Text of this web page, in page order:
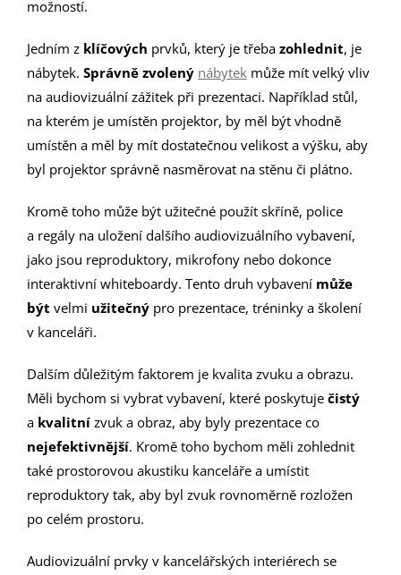
možností.
Jedním z klíčových prvků, který je třeba zohlednit, je
nábytek. Správně zvolený nábytek může mít velký vliv
na audiovizuální zážitek při prezentaci. Například stůl,
na kterém je umístěn projektor, by měl být vhodně
umístěn a měl by mít dostatečnou velikost a výšku, aby
byl projektor správně nasměrovat na stěnu či plátno.
Kromě toho může být užitečné použít skříně, police
a regály na uložení dalšího audiovizuálního vybavení,
jako jsou reproduktory, mikrofony nebo dokonce
interaktivní whiteboardy. Tento druh vybavení může
být velmi užitečný pro prezentace, tréninky a školení
v kanceláři.
Dalším důležitým faktorem je kvalita zvuku a obrazu.
Měli bychom si vybrat vybavení, které poskytuje čistý
a kvalitní zvuk a obraz, aby byly prezentace co
nejefektivnější. Kromě toho bychom měli zohlednit
také prostorovou akustiku kanceláře a umístit
reproduktory tak, aby byl zvuk rovnoměrně rozložen
po celém prostoru.
Audiovizuální prvky v kancelářských interiérech se